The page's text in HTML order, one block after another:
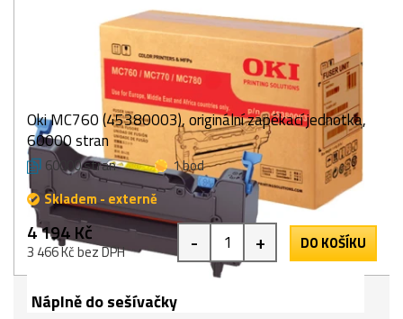
Oki MC760 (45380003), originální zapékací jednotka,
60000 stran
60000 stran
1 bod
Skladem - externě
4 194 Kč
3 466 Kč bez DPH - + DO KOŠÍKU
Náplně do sešívačky